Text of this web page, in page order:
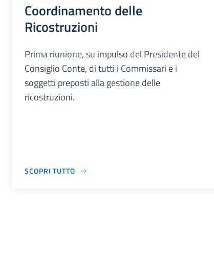
Coordinamento delle
Ricostruzioni
Prima riunione, su impulso del Presidente del
Consiglio Conte, di tutti i Commissari e i
soggetti preposti alla gestione delle
ricostruzioni.
SCOPRI TUTTO